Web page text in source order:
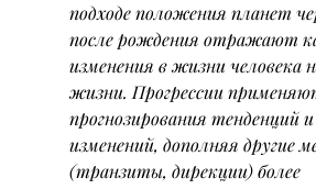
подходе положения планет
после рождения отражают
изменения в жизни человека
жизни. Прогрессии
прогнозирования тенденций
изменений, дополняя другие
(транзиты, дирекции) более